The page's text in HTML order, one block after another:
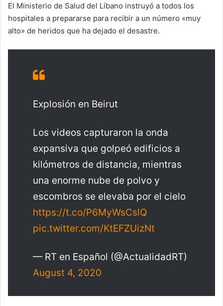
El Ministerio de Salud del Líbano instruyó a todos los
hospitales a prepararse para recibir a un número «muy
alto» de heridos que ha dejado el desastre.
Explosión en Beirut
Los videos capturaron la onda
expansiva que golpeó edificios a
kilómetros de distancia, mientras
una enorme nube de polvo y
escombros se elevaba por el cielo
https://t.co/P6MyWsCslQ
pic.twitter.com/KtEFZUizNt
— RT en Español (@ActualidadRT)
August 4, 2020